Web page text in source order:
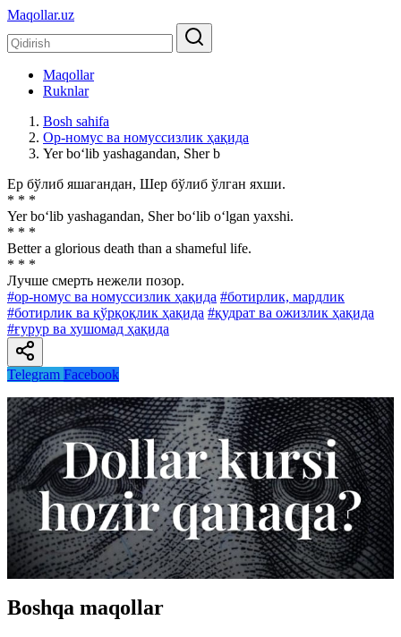
Maqollar.uz
Maqollar
Ruknlar
Bosh sahifa
Ор-номус ва номуссизлик ҳақида
Yer bo‘lib yashagandan, Sher b
Ер бўлиб яшагандан, Шер бўлиб ўлган яхши.
* * *
Yer bo‘lib yashagandan, Sher bo‘lib o‘lgan yaxshi.
* * *
Better a glorious death than a shameful life.
* * *
Лучше смерть нежели позор.
#ор-номус ва номуссизлик ҳақида #ботирлик, мардлик
#ботирлик ва қўрқоқлик ҳақида #қудрат ва ожизлик ҳақида
#ғурур ва хушомад ҳақида
Telegram Facebook
Boshqa maqollar